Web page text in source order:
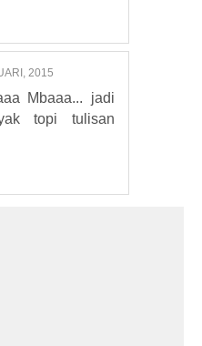
2015
Mbaaa... jadi
topi tulisan